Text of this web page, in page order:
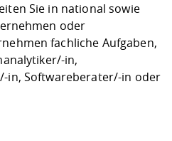
Sie in national sowie
oder
fachliche Aufgaben,
in,
in, Softwareberater/-in oder